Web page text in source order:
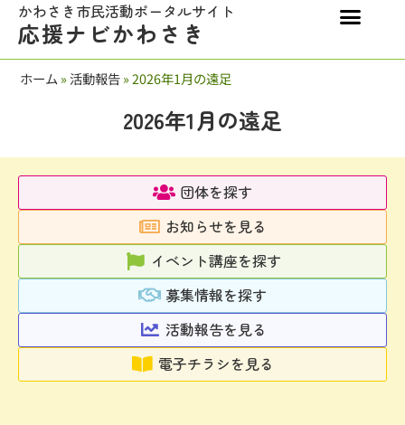
かわさき市民活動ポータルサイト
応援ナビかわさき
ホーム »活動報告»2026年1月の遠足
2026年1月の遠足
団体を探す
お知らせを見る
イベント講座を探す
募集情報を探す
活動報告を見る
電子チラシを見る